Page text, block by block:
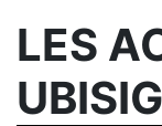
LES